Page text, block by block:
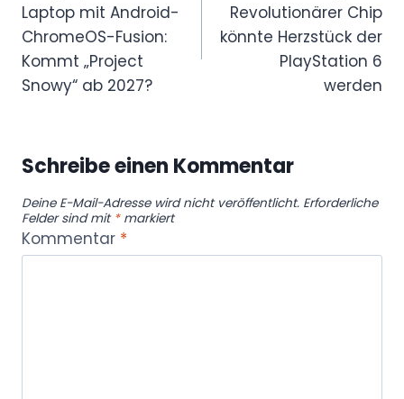
Laptop mit Android-
ChromeOS-Fusion:
Kommt „Project
Snowy“ ab 2027?
Revolutionärer Chip
könnte Herzstück der
PlayStation 6
werden
Schreibe einen Kommentar
Deine E-Mail-Adresse wird nicht veröffentlicht. Erforderliche
Felder sind mit *markiert
Kommentar *